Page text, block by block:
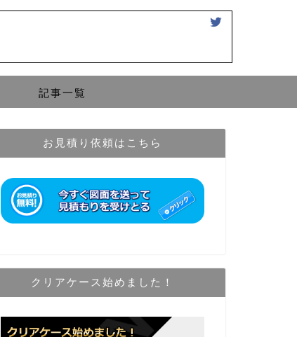
記事一覧
お見積り依頼はこちら
クリアケース始めました！